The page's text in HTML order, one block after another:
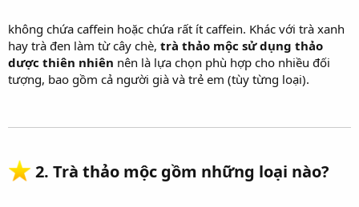
không chứa caffein hoặc chứa rất ít caffein. Khác với trà xanh
hay trà đen làm từ cây chè, trà thảo mộc sử dụng thảo
dược thiên nhiên nên là lựa chọn phù hợp cho nhiều đối
tượng, bao gồm cả người già và trẻ em (tùy từng loại).
2. Trà thảo mộc gồm những loại nào?